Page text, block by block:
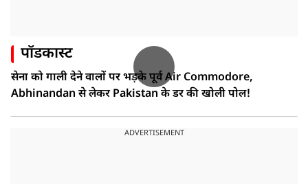
पॉडकास्ट
सेना को गाली देने वालों पर भड़के पूर्व Air Commodore,
Abhinandan से लेकर Pakistan के डर की खोली पोल!
ADVERTISEMENT